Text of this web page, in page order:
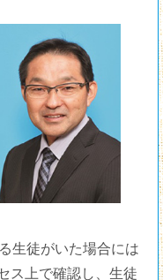
生徒がいた場合には
ス上で確認し、生徒